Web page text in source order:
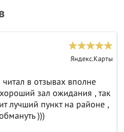
Яндекс.Карты
в отзывах вполне
зал ожидания , так
лучший пункт на районе ,
)))